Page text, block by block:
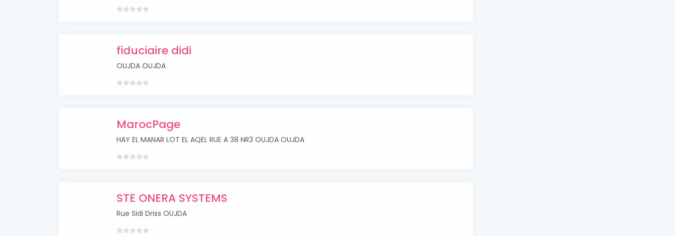
fiduciaire didi
OUJDA OUJDA
MarocPage
HAY EL MANAR LOT EL AQEL RUE A 38 NR3 OUJDA OUJDA
STE ONERA SYSTEMS
Rue Sidi Driss OUJDA